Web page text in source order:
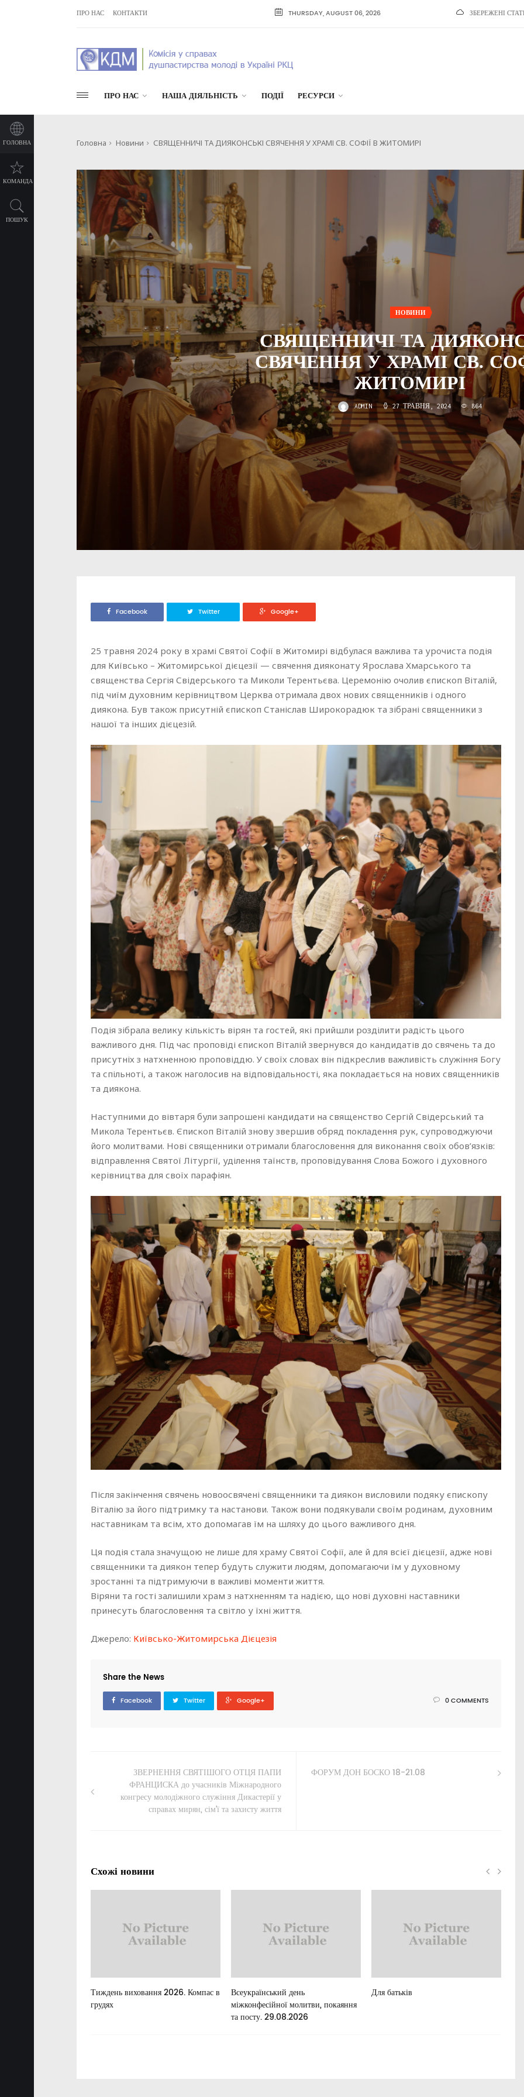
ПРО НАС КОНТАКТИ THURSDAY, AUGUST 06, 2026 ЗБЕРЕЖЕНІ
ПРО НАС НАША ДІЯЛЬНІСТЬ ПОДІЇ РЕСУРСИ
ГОЛОВНА
КОМАНДА
ПОШУК
Головна Новини СВЯЩЕННИЧІ ТА ДИЯКОНСЬКІ СВЯЧЕННЯ У ХРАМІ СВ. СОФІЇ В ЖИТОМИРІ
НОВИНИ
СВЯЩЕННИЧІ ТА
СВЯЧЕННЯ У ХРАМІ СВ.
ЖИТОМИРІ
ADMIN 27 ТРАВНЯ, 2024 864
Facebook Twitter Google+
25 травня 2024 року в храмі Святої Софії в Житомирі відбулася важлива та урочиста подія
для Київсько – Житомирської дієцезії — свячення дияконату Ярослава Хмарського та
священства Сергія Свідерського та Миколи Терентьєва. Церемонію очолив єпископ Віталій,
під чиїм духовним керівництвом Церква отримала двох нових священників і одного
диякона. Був також присутній єпископ Станіслав Широкорадюк та зібрані священники з
нашої та інших дієцезій.
Подія зібрала велику кількість вірян та гостей, які прийшли розділити радість цього
важливого дня. Під час проповіді єпископ Віталій звернувся до кандидатів до свячень та до
присутніх з натхненною проповіддю. У своїх словах він підкреслив важливість служіння Богу
та спільноті, а також наголосив на відповідальності, яка покладається на нових священників
та диякона.
Наступними до вівтаря були запрошені кандидати на священство Сергій Свідерський та
Микола Терентьєв. Єпископ Віталій знову звершив обряд покладення рук, супроводжуючи
його молитвами. Нові священники отримали благословення для виконання своїх обов’язків:
відправлення Святої Літургії, уділення таїнств, проповідування Слова Божого і духовного
керівництва для своїх парафіян.
Після закінчення свячень новоосвячені священники та диякон висловили подяку єпископу
Віталію за його підтримку та настанови. Також вони подякували своїм родинам, духовним
наставникам та всім, хто допомагав їм на шляху до цього важливого дня.
Ця подія стала значущою не лише для храму Святої Софії, але й для всієї дієцезії, адже нові
священники та диякон тепер будуть служити людям, допомагаючи їм у духовному
зростанні та підтримуючи в важливі моменти життя.
Віряни та гості залишили храм з натхненням та надією, що нові духовні наставники
принесуть благословення та світло у їхні життя.
Джерело: Київсько-Житомирська Дієцезія
Share the News
Facebook Twitter Google+ 0 COMMENTS
ЗВЕРНЕННЯ СВЯТІШОГО ОТЦЯ ПАПИ
ФРАНЦИСКА до учасників Міжнародного
конгресу молодіжного служіння Дикастерії у
справах мирян, сім’ї та захисту життя
ФОРУМ ДОН БОСКО 18-21.08
Схожі новини
Тиждень виховання 2026. Компас в
грудях
Всеукраїнський день
міжконфесійної молитви, покаяння
та посту. 29.08.2026
Для батьків